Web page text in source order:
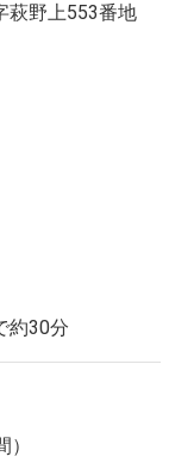
萩野上553番地
約30分